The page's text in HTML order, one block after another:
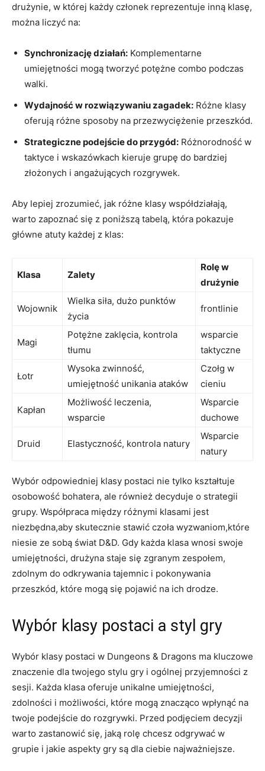
drużynie, w której każdy członek reprezentuje inną klasę,
można liczyć na:
Synchronizację działań: Komplementarne
umiejętności mogą tworzyć potężne combo podczas
walki.
Wydajność w rozwiązywaniu zagadek: Różne klasy
oferują różne sposoby na przezwyciężenie przeszkód.
Strategiczne podejście do przygód: Różnorodność w
taktyce i wskazówkach kieruje grupę do bardziej
złożonych i angażujących rozgrywek.
Aby lepiej zrozumieć, jak różne klasy współdziałają,
warto zapoznać się z poniższą tabelą, która pokazuje
główne atuty każdej z klas:
Klasa Zalety
Rolę w
drużynie
Wojownik
Wielka siła, dużo punktów
życia
frontlinie
Magi
Potężne zaklęcia, kontrola
tłumu
wsparcie
taktyczne
Łotr
Wysoka zwinność,
umiejętność unikania ataków
Czołg w
cieniu
Kapłan
Możliwość leczenia,
wsparcie
Wsparcie
duchowe
Druid Elastyczność, kontrola natury
Wsparcie
natury
Wybór odpowiedniej klasy postaci nie tylko kształtuje
osobowość bohatera, ale również decyduje o strategii
grupy. Współpraca między różnymi klasami jest
niezbędna,aby skutecznie stawić czoła wyzwaniom,które
niesie ze sobą świat D&D. Gdy każda klasa wnosi swoje
umiejętności, drużyna staje się zgranym zespołem,
zdolnym do odkrywania tajemnic i pokonywania
przeszkód, które mogą się pojawić na ich drodze.
Wybór klasy postaci a styl gry
Wybór klasy postaci w Dungeons & Dragons ma kluczowe
znaczenie dla twojego stylu gry i ogólnej przyjemności z
sesji. Każda klasa oferuje unikalne umiejętności,
zdolności i możliwości, które mogą znacząco wpłynąć na
twoje podejście do rozgrywki. Przed podjęciem decyzji
warto zastanowić się, jaką rolę chcesz odgrywać w
grupie i jakie aspekty gry są dla ciebie najważniejsze.